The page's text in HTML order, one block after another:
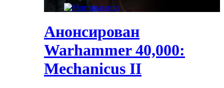
Анонсирован
Warhammer 40,000:
Mechanicus II